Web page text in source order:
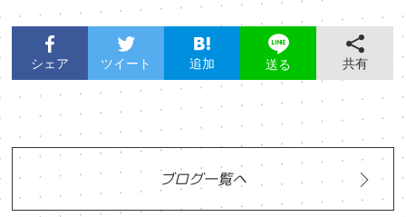
シェア ツイート 追加 送る 共有
ブログ一覧へ